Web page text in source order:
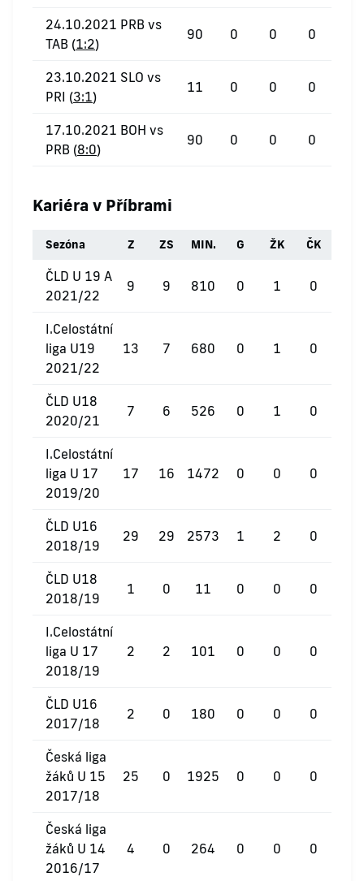
24.10.2021 PRB vs
TAB (1:2)
90 0 0 0
23.10.2021 SLO vs
PRI (3:1)
11 0 0 0
17.10.2021 BOH vs
PRB (8:0)
90 0 0 0
Kariéra v Příbrami
Sezóna Z ZS MIN. G ŽK ČK
ČLD U 19 A
2021/22
9 9 810 0 1 0
I.Celostátní
liga U19
2021/22
13 7 680 0 1 0
ČLD U18
2020/21
7 6 526 0 1 0
I.Celostátní
liga U 17
2019/20
17 16 1472 0 0 0
ČLD U16
2018/19
29 29 2573 1 2 0
ČLD U18
2018/19
1 0 11 0 0 0
I.Celostátní
liga U 17
2018/19
2 2 101 0 0 0
ČLD U16
2017/18
2 0 180 0 0 0
Česká liga
žáků U 15
2017/18
25 0 1925 0 0 0
Česká liga
žáků U 14
2016/17
4 0 264 0 0 0